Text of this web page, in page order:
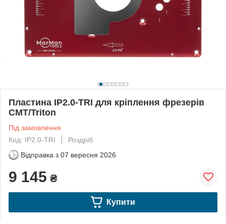
Пластина IP2.0-TRI для кріплення фрезерів
CMT/Triton
Під замовлення
Код: IP2.0-TRI
Роздріб
Відправка з 07 вересня 2026
9 145 ₴
Купити